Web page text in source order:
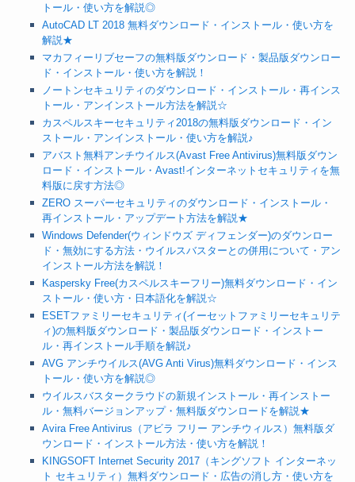
トール・使い方を解説◎
AutoCAD LT 2018 無料ダウンロード・インストール・使い方を
解説★
マカフィーリブセーフの無料版ダウンロード・製品版ダウンロー
ド・インストール・使い方を解説！
ノートンセキュリティのダウンロード・インストール・再インス
トール・アンインストール方法を解説☆
カスペルスキーセキュリティ2018の無料版ダウンロード・イン
ストール・アンインストール・使い方を解説♪
アバスト無料アンチウイルス(Avast Free Antivirus)無料版ダウン
ロード・インストール・Avast!インターネットセキュリティを無
料版に戻す方法◎
ZERO スーパーセキュリティのダウンロード・インストール・
再インストール・アップデート方法を解説★
Windows Defender(ウィンドウズ ディフェンダー)のダウンロー
ド・無効にする方法・ウイルスバスターとの併用について・アン
インストール方法を解説！
Kaspersky Free(カスペルスキーフリー)無料ダウンロード・イン
ストール・使い方・日本語化を解説☆
ESETファミリーセキュリティ(イーセットファミリーセキュリテ
ィ)の無料版ダウンロード・製品版ダウンロード・インストー
ル・再インストール手順を解説♪
AVG アンチウイルス(AVG Anti Virus)無料ダウンロード・インス
トール・使い方を解説◎
ウイルスバスタークラウドの新規インストール・再インストー
ル・無料バージョンアップ・無料版ダウンロードを解説★
Avira Free Antivirus（アビラ フリー アンチウィルス）無料版ダ
ウンロード・インストール方法・使い方を解説！
KINGSOFT Internet Security 2017（キングソフト インターネッ
ト セキュリティ）無料ダウンロード・広告の消し方・使い方を